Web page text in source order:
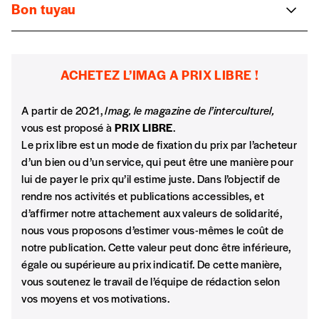
Abonnement
Par numéro
5€*
*Prix indicatif, frais de port inclus
Je m'abonne à l'Imag
Format papier (livraison uniquement
en Belgique)
B.Humbeeck et W.Lahaye
Comment mettre l’école à portée de tous et faire de
et collectif ?
Tandem
Claudine Kefer
Présentation d’un dispositif où chaque étudiant est
responsable d’un ou deux élèves avec qui il formera un
tandem d’apprentissage.
École inclusive et pacte d’excellence : même
combat ?
Johanna de Villers
Le Pacte pour un Enseignement d’Excellence en Fédération
Wallonie-Bruxelles a été inauguré en janvier 2015. Conçu
comme une large consultation, il est supposé aboutir pour
Disponible gratuitement sur
sous le nom de
“REFUGEE AID APP“, une application pour transmettre aux
Bon tuyau
Le CPAS sous toutes ses coutures
d’action sociale, Cultures&Santé propose un outil
ACHETEZ L’IMAG A PRIX LIBRE !
A partir de 2021,Imag, le magazine de l’interculturel,
vous est proposé à PRIX LIBRE.
Le prix libre est un mode de fixation du prix par l’acheteur
d’un bien ou d’un service, qui peut être une manière pour
lui de payer le prix qu’il estime juste. Dans l’objectif de
rendre nos activités et publications accessibles, et
d’affirmer notre attachement aux valeurs de solidarité,
nous vous proposons d’estimer vous-mêmes le coût de
notre publication. Cette valeur peut donc être inférieure,
égale ou supérieure au prix indicatif. De cette manière,
vous soutenez le travail de l’équipe de rédaction selon
vos moyens et vos motivations.